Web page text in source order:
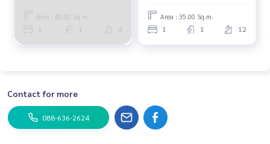
Area : 45.00 Sq.m.
1 1 4
Area : 35.00 Sq.m.
1 1 12
Contact for more
088-636-2624